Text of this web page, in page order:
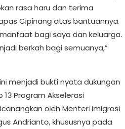
rasa haru dan terima
Cipinang atas bantuannya.
bagi saya dan keluarga.
berkah bagi semuanya,”
menjadi bukti nyata dukungan
Program Akselerasi
oleh Menteri Imigrasi
Andrianto, khususnya pada